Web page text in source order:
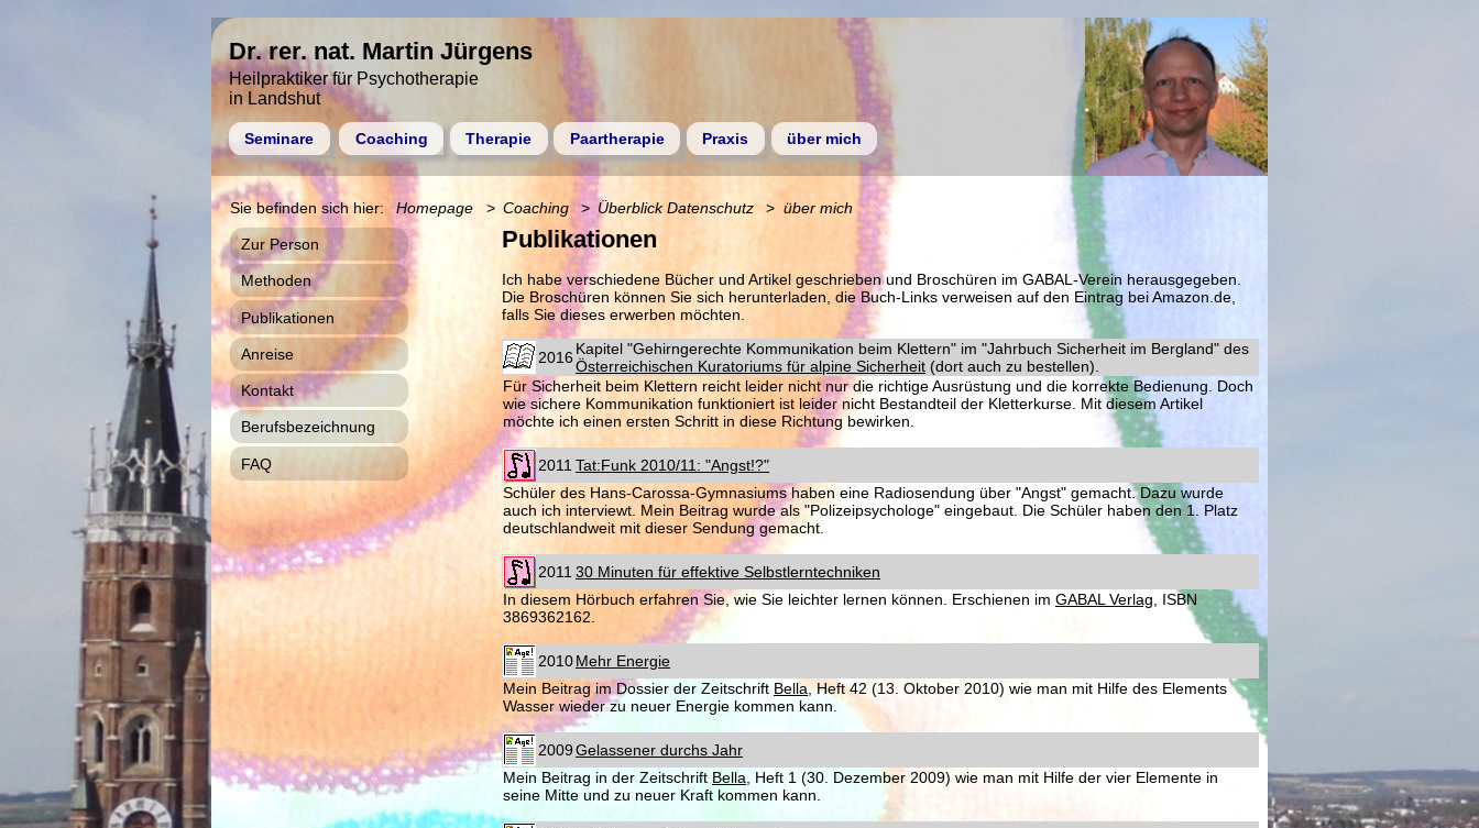
Dr. rer. nat. Martin Jürgens
Heilpraktiker für Psychotherapie
in Landshut
Seminare Coaching Therapie Paartherapie Praxis über mich
Publikationen
Ich habe verschiedene Bücher und Artikel geschrieben und Broschüren im GABAL-Verein herausgegeben.
Die Broschüren können Sie sich herunterladen, die Buch-Links verweisen auf den Eintrag bei Amazon.de,
falls Sie dieses erwerben möchten.
2016 Kapitel "Gehirngerechte Kommunikation beim Klettern" im "Jahrbuch Sicherheit im Bergland" des
Österreichischen Kuratoriums für alpine Sicherheit (dort auch zu bestellen).
Für Sicherheit beim Klettern reicht leider nicht nur die richtige Ausrüstung und die korrekte Bedienung. Doch
wie sichere Kommunikation funktioniert ist leider nicht Bestandteil der Kletterkurse. Mit diesem Artikel
möchte ich einen ersten Schritt in diese Richtung bewirken.
2011 Tat:Funk 2010/11: "Angst!?"
Schüler des Hans-Carossa-Gymnasiums haben eine Radiosendung über "Angst" gemacht. Dazu wurde
auch ich interviewt. Mein Beitrag wurde als "Polizeipsychologe" eingebaut. Die Schüler haben den 1. Platz
deutschlandweit mit dieser Sendung gemacht.
2011 30 Minuten für effektive Selbstlerntechniken
In diesem Hörbuch erfahren Sie, wie Sie leichter lernen können. Erschienen im GABAL Verlag , ISBN
3869362162.
2010Mehr Energie
Mein Beitrag im Dossier der Zeitschrift Bella, Heft 42 (13. Oktober 2010) wie man mit Hilfe des Elements
Wasser wieder zu neuer Energie kommen kann.
2009Gelassener durchs Jahr
Mein Beitrag in der Zeitschrift Bella , Heft 1 (30. Dezember 2009) wie man mit Hilfe der vier Elemente in
seine Mitte und zu neuer Kraft kommen kann.
Homepage Coaching Überblick Datenschutz über mich
Zur Person
Methoden
Publikationen
Anreise
Kontakt
Berufsbezeichnung
FAQ